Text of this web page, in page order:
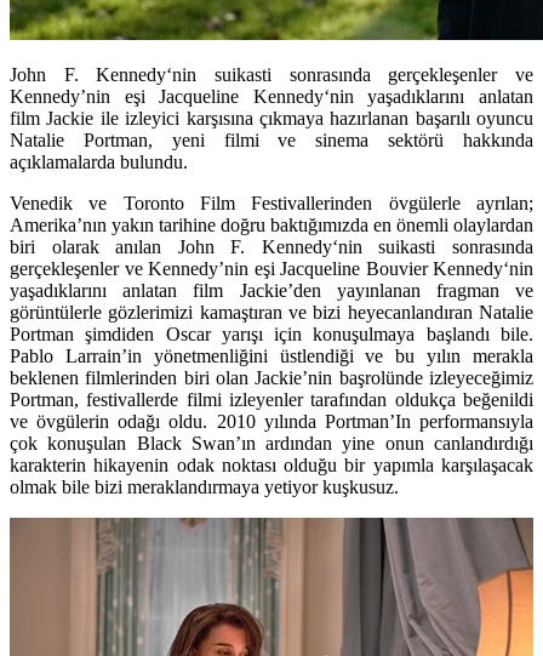
John F. Kennedy‘nin suikasti sonrasında gerçekleşenler ve
Kennedy’nin eşi Jacqueline Kennedy‘nin yaşadıklarını anlatan
film Jackie ile izleyici karşısına çıkmaya hazırlanan başarılı oyuncu
Natalie Portman, yeni filmi ve sinema sektörü hakkında
açıklamalarda bulundu.
Venedik ve Toronto Film Festivallerinden övgülerle ayrılan;
Amerika’nın yakın tarihine doğru baktığımızda en önemli olaylardan
biri olarak anılan John F. Kennedy‘nin suikasti sonrasında
gerçekleşenler ve Kennedy’nin eşi Jacqueline Bouvier Kennedy‘nin
yaşadıklarını anlatan film Jackie’den yayınlanan fragman ve
görüntülerle gözlerimizi kamaştıran ve bizi heyecanlandıran Natalie
Portman şimdiden Oscar yarışı için konuşulmaya başlandı bile.
Pablo Larrain’in yönetmenliğini üstlendiği ve bu yılın merakla
beklenen filmlerinden biri olan Jackie’nin başrolünde izleyeceğimiz
Portman, festivallerde filmi izleyenler tarafından oldukça beğenildi
ve övgülerin odağı oldu. 2010 yılında Portman’In performansıyla
çok konuşulan Black Swan’ın ardından yine onun canlandırdığı
karakterin hikayenin odak noktası olduğu bir yapımla karşılaşacak
olmak bile bizi meraklandırmaya yetiyor kuşkusuz.